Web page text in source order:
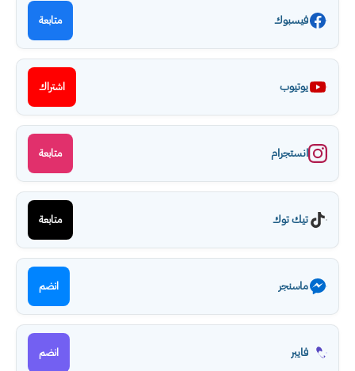
فيسبوك متابعة
يوتيوب اشتراك
انستجرام متابعة
تيك توك متابعة
ماسنجر انضم
فايبر انضم